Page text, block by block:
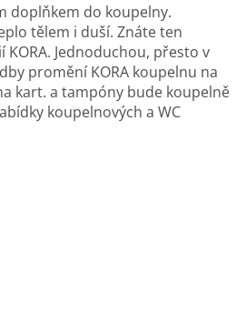
doplňkem do koupelny.
tělem i duší. Znáte ten
Jednoduchou, přesto v
promění KORA koupelnu na
kart. a tampóny bude koupelně
koupelnových a WC